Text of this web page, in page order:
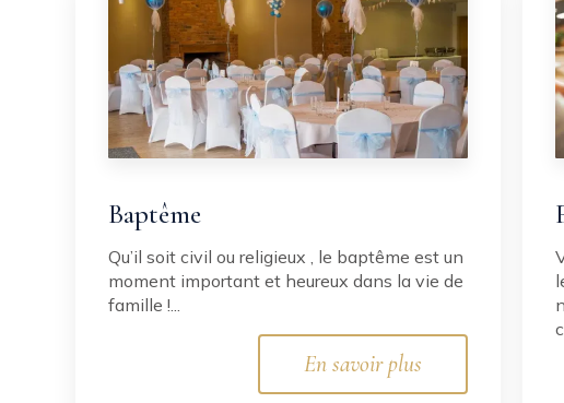
Baptême
Qu’il soit civil ou religieux , le baptême est un
moment important et heureux dans la vie de
famille !...
En savoir plus